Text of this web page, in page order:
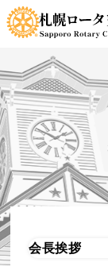
ン
テ
へ
ス
キ
ッ
プ
ビ
ゲ
ョ
ン
に
移
動
会長挨拶